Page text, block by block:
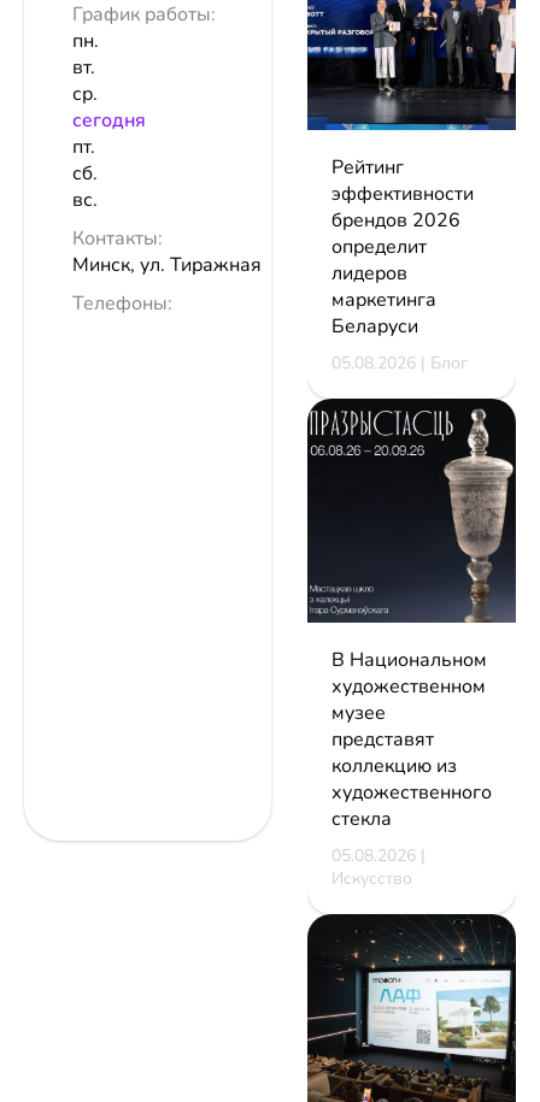
График работы:
пн.
вт.
ср.
сeгодня
пт.
сб.
вс.
Контакты:
Минск, ул. Тиражная
Телефоны:
Рейтинг
эффективности
брендов 2026
определит
лидеров
маркетинга
Беларуси
05.08.2026 | Блог
В Национальном
художественном
музее
представят
коллекцию из
художественного
стекла
05.08.2026 |
Искусство